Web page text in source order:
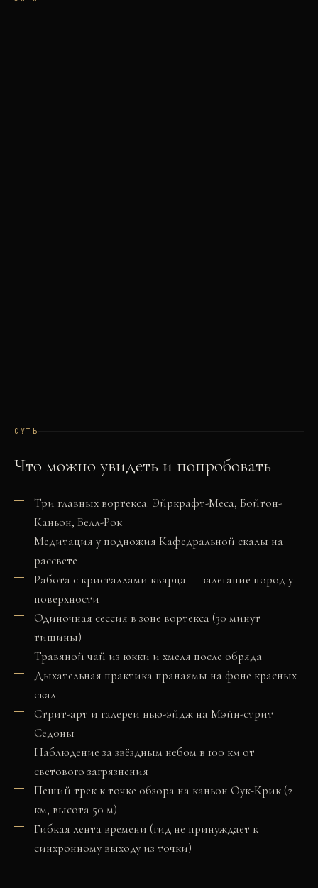
СУТЬ
Что можно увидеть и попробовать
Три главных вортекса: Эйркрафт-Меса, Бойтон-
Каньон, Белл-Рок
Медитация у подножия Кафедральной скалы на
рассвете
Работа с кристаллами кварца — залегание пород у
поверхности
Одиночная сессия в зоне вортекса (30 минут
тишины)
Травяной чай из юкки и хмеля после обряда
Дыхательная практика пранаямы на фоне красных
скал
Стрит-арт и галереи нью-эйдж на Мэйн-стрит
Седоны
Наблюдение за звёздным небом в 100 км от
светового загрязнения
Пеший трек к точке обзора на каньон Оук-Крик (2
км, высота 50 м)
Гибкая лента времени (гид не принуждает к
синхронному выходу из точки)